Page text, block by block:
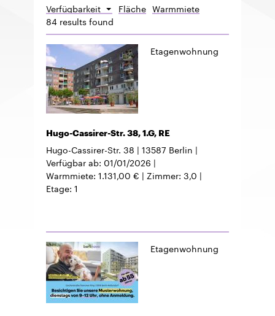
Verfügbarkeit Sort
descending
Fläche Warmmiete
84 results found
Etagenwohnung
Hugo-Cassirer-Str. 38, 1.G, RE
Hugo-Cassirer-Str. 38 13587 Berlin
Verfügbar ab 01/01/2026
Warmmiete 1.131,00 € Zimmer 3,0
Etage 1
Etagenwohnung